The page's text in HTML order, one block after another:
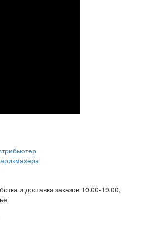
и доставка заказов 10.00-19.00,